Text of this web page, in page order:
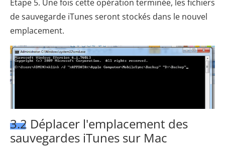
Étape 5. Une fois cette opération terminée, les fichiers
de sauvegarde iTunes seront stockés dans le nouvel
emplacement.
3.2 Déplacer l'emplacement des
sauvegardes iTunes sur Mac